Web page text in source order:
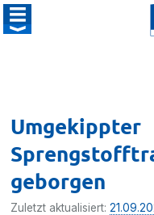
Umgekippter
geborgen
Zuletzt aktualisiert: